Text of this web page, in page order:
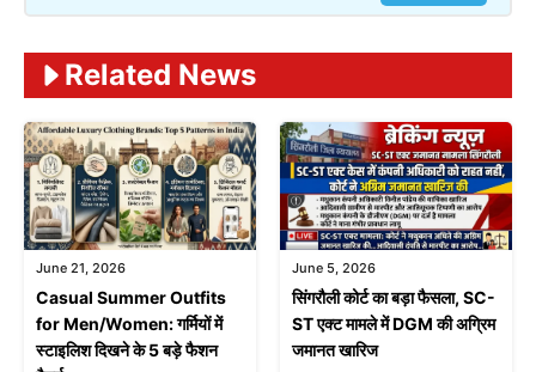
Related News
June 21, 2026
Casual Summer Outfits
for Men/Women: गर्मियों में
स्टाइलिश दिखने के 5 बड़े फैशन
June 5, 2026
सिंगरौली कोर्ट का बड़ा फैसला, SC-
ST एक्ट मामले में DGM की अग्रिम
जमानत खारिज